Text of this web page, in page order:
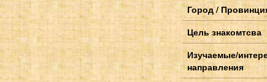
Город /
Цель знакомтсва
Изучаемые/
направления